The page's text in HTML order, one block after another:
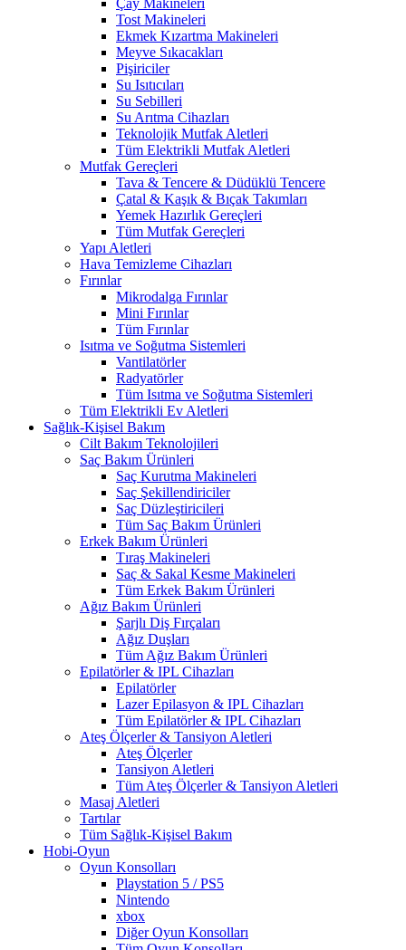
Çay Makineleri
Tost Makineleri
Ekmek Kızartma Makineleri
Meyve Sıkacakları
Pişiriciler
Su Isıtıcıları
Su Sebilleri
Su Arıtma Cihazları
Teknolojik Mutfak Aletleri
Tüm Elektrikli Mutfak Aletleri
Mutfak Gereçleri
Tava & Tencere & Düdüklü Tencere
Çatal & Kaşık & Bıçak Takımları
Yemek Hazırlık Gereçleri
Tüm Mutfak Gereçleri
Yapı Aletleri
Hava Temizleme Cihazları
Fırınlar
Mikrodalga Fırınlar
Mini Fırınlar
Tüm Fırınlar
Isıtma ve Soğutma Sistemleri
Vantilatörler
Radyatörler
Tüm Isıtma ve Soğutma Sistemleri
Tüm Elektrikli Ev Aletleri
Sağlık-Kişisel Bakım
Cilt Bakım Teknolojileri
Saç Bakım Ürünleri
Saç Kurutma Makineleri
Saç Şekillendiriciler
Saç Düzleştiricileri
Tüm Saç Bakım Ürünleri
Erkek Bakım Ürünleri
Tıraş Makineleri
Saç & Sakal Kesme Makineleri
Tüm Erkek Bakım Ürünleri
Ağız Bakım Ürünleri
Şarjlı Diş Fırçaları
Ağız Duşları
Tüm Ağız Bakım Ürünleri
Epilatörler & IPL Cihazları
Epilatörler
Lazer Epilasyon & IPL Cihazları
Tüm Epilatörler & IPL Cihazları
Ateş Ölçerler & Tansiyon Aletleri
Ateş Ölçerler
Tansiyon Aletleri
Tüm Ateş Ölçerler & Tansiyon Aletleri
Masaj Aletleri
Tartılar
Tüm Sağlık-Kişisel Bakım
Hobi-Oyun
Oyun Konsolları
Playstation 5 / PS5
Nintendo
xbox
Diğer Oyun Konsolları